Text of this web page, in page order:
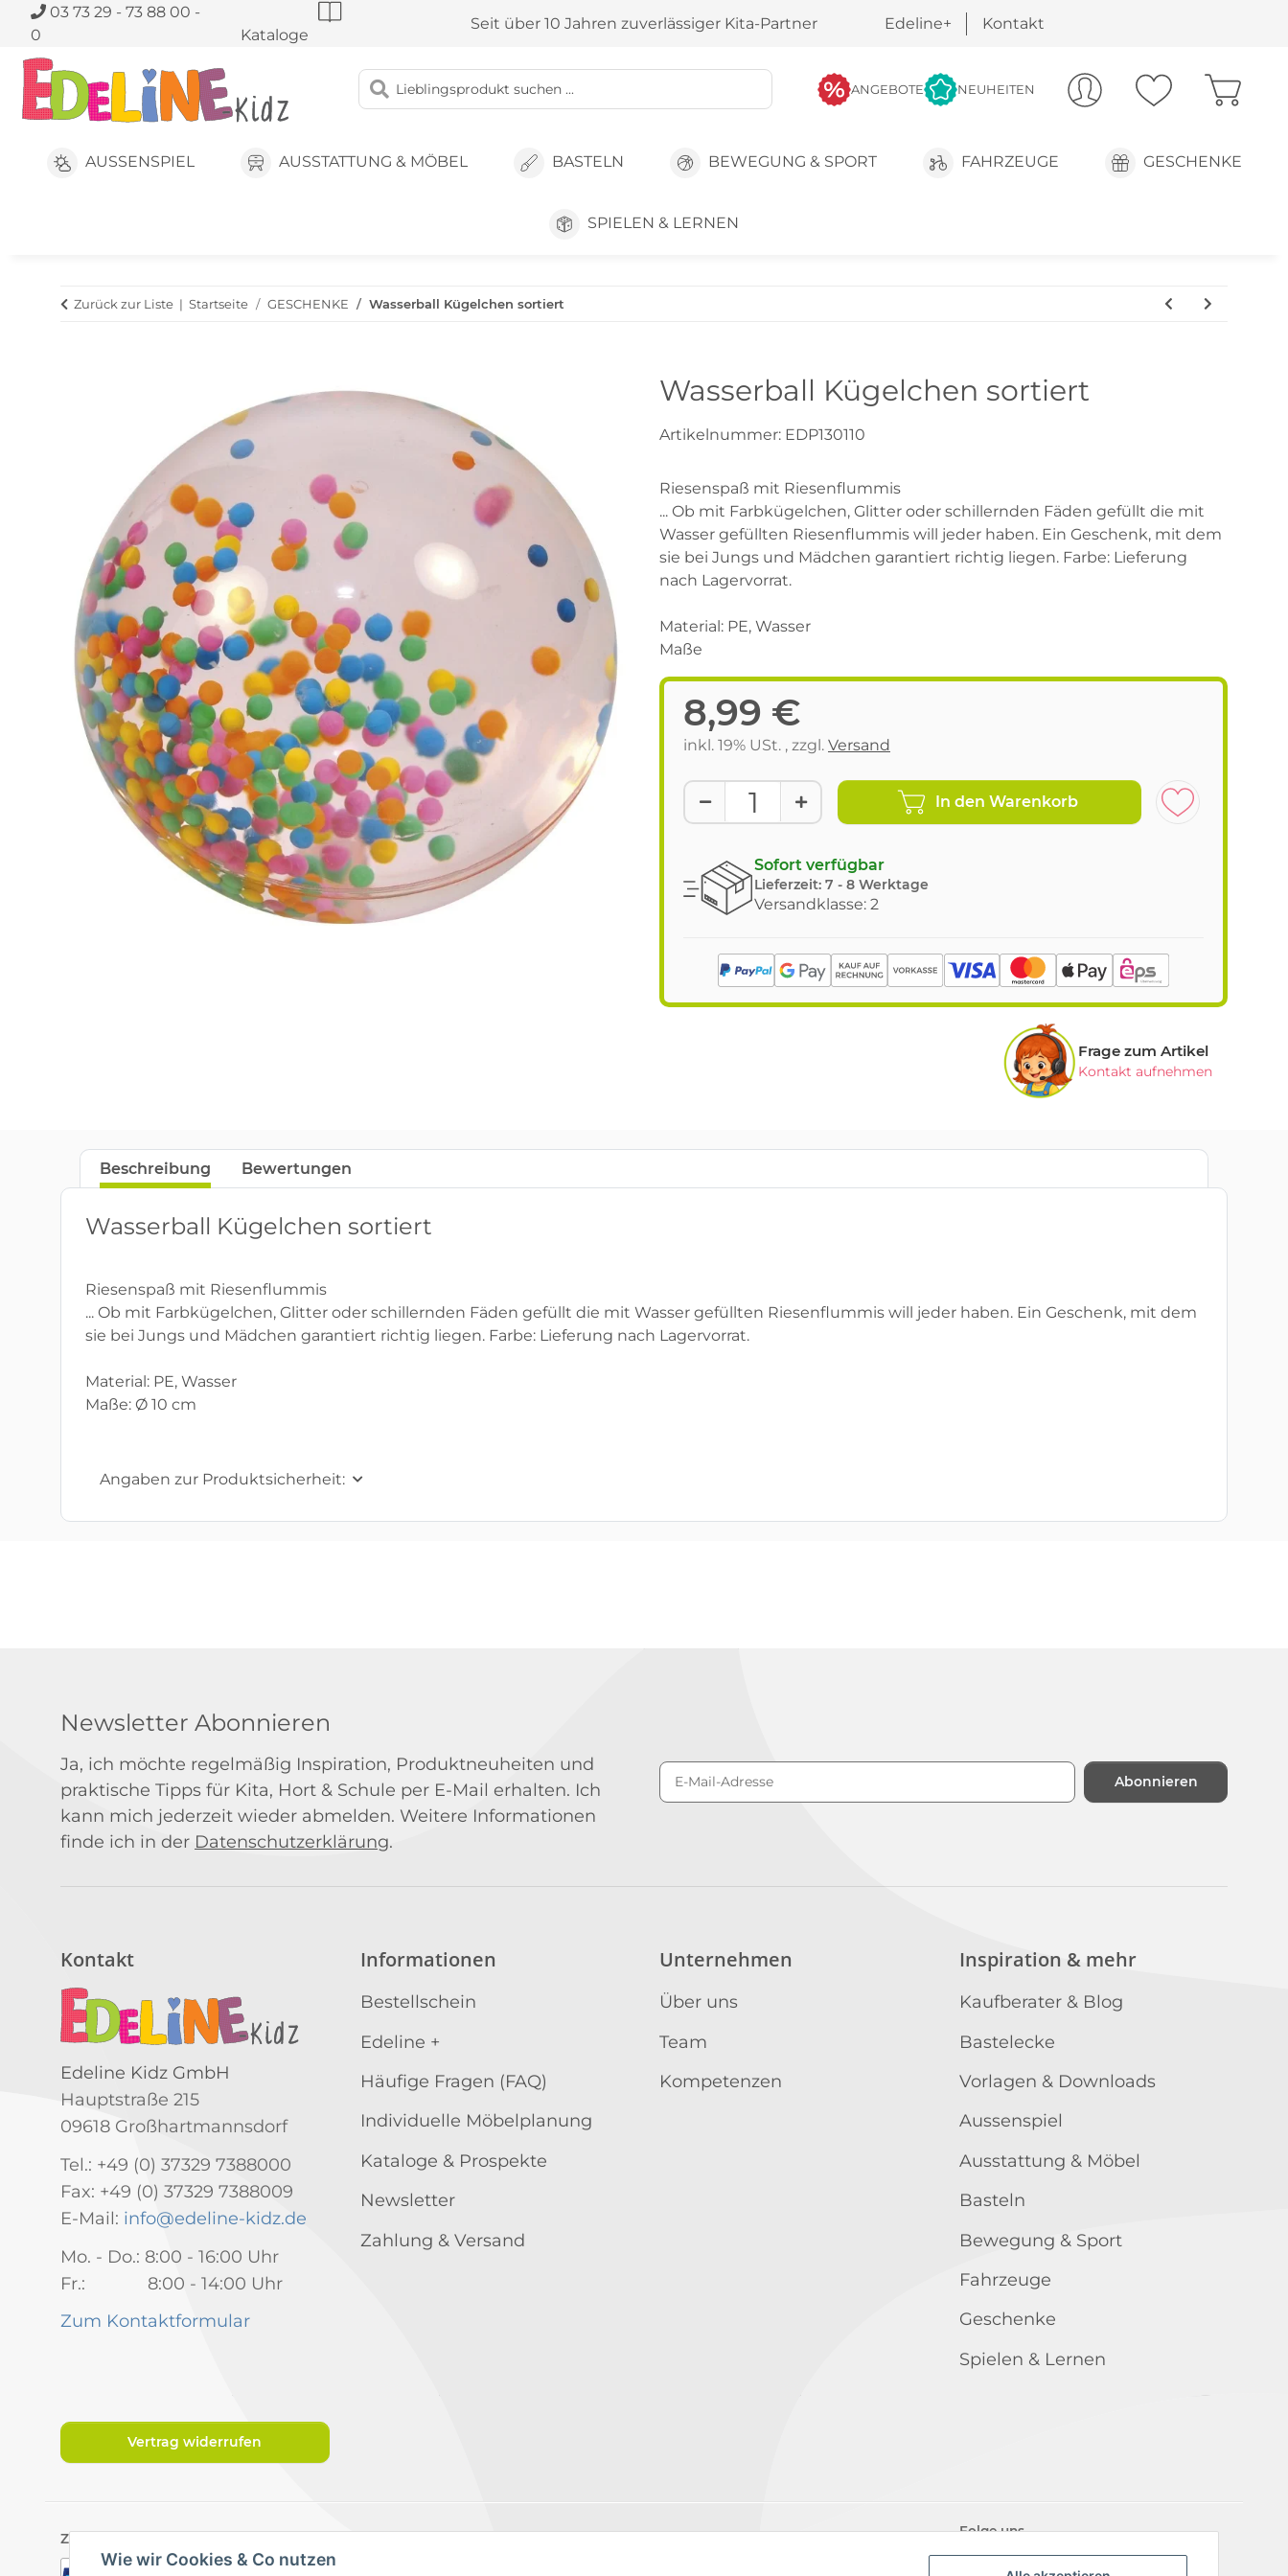
Wie wir Cookies & Co nutzen
03 73 29 - 73 88 00 -
0
Kataloge
Seit über 10 Jahren zuverlässiger Kita-Partner Edeline+ Kontakt
ANGEBOTE NEUHEITEN
AUSSENSPIEL AUSSTATTUNG & MÖBEL BASTELN BEWEGUNG & SPORT FAHRZEUGE GESCHENKE
SPIELEN & LERNEN
Zurück zur Liste Startseite GESCHENKE Wasserball Kügelchen sortiert
Wasserball Kügelchen sortiert
Artikelnummer: EDP130110
Riesenspaß mit Riesenflummis
... Ob mit Farbkügelchen, Glitter oder schillernden Fäden gefüllt die mit
Wasser gefüllten Riesenflummis will jeder haben. Ein Geschenk, mit dem
sie bei Jungs und Mädchen garantiert richtig liegen. Farbe: Lieferung
nach Lagervorrat.
Material: PE, Wasser
Maße
8,99 €
inkl. 19% USt. , zzgl. Versand
In den Warenkorb
Sofort verfügbar
Lieferzeit: 7 - 8 Werktage
Versandklasse: 2
Frage zum Artikel
Kontakt aufnehmen
Beschreibung Bewertungen
Wasserball Kügelchen sortiert
Riesenspaß mit Riesenflummis
... Ob mit Farbkügelchen, Glitter oder schillernden Fäden gefüllt die mit Wasser gefüllten Riesenflummis will jeder haben. Ein Geschenk, mit dem
sie bei Jungs und Mädchen garantiert richtig liegen. Farbe: Lieferung nach Lagervorrat.
Material: PE, Wasser
Maße: Ø 10 cm
Angaben zur Produktsicherheit:
Newsletter Abonnieren
Ja, ich möchte regelmäßig Inspiration, Produktneuheiten und
praktische Tipps für Kita, Hort & Schule per E-Mail erhalten. Ich
kann mich jederzeit wieder abmelden. Weitere Informationen
finde ich in der Datenschutzerklärung.
Abonnieren
Kontakt
Edeline Kidz GmbH
Hauptstraße 215
09618 Großhartmannsdorf
Tel.: +49 (0) 37329 7388000
Fax: +49 (0) 37329 7388009
E-Mail: info@edeline-kidz.de
Mo. - Do.: 8:00 - 16:00 Uhr
Fr.: 8:00 - 14:00 Uhr
Zum Kontaktformular
Informationen
Bestellschein
Edeline +
Häufige Fragen (FAQ)
Individuelle Möbelplanung
Kataloge & Prospekte
Newsletter
Zahlung & Versand
Unternehmen
Über uns
Team
Kompetenzen
Inspiration & mehr
Kaufberater & Blog
Bastelecke
Vorlagen & Downloads
Aussenspiel
Ausstattung & Möbel
Basteln
Bewegung & Sport
Fahrzeuge
Geschenke
Spielen & Lernen
Vertrag widerrufen
Zahlungsarten Folge uns